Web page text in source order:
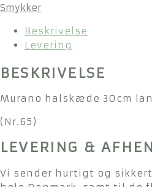
Smykker
Beskrivelse
Levering
BESKRIVELSE
Murano halskæde 30cm
(Nr.65)
LEVERING &
Vi sender hurtigt og sikkert